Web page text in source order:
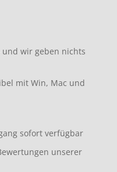
und wir geben nichts
mit Win, Mac und
sofort verfügbar
unserer